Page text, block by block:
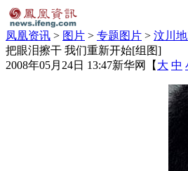
凤凰资讯 > 图片 > 专题图片 > 汶川
把眼泪擦干 我们重新开始[组图]
2008年05月24日 13:47新华网 【 大 中